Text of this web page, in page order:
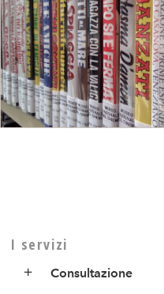
I servizi
Consultazione